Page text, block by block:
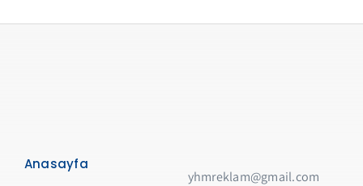
Anasayfa
yhmreklam@gmail.com